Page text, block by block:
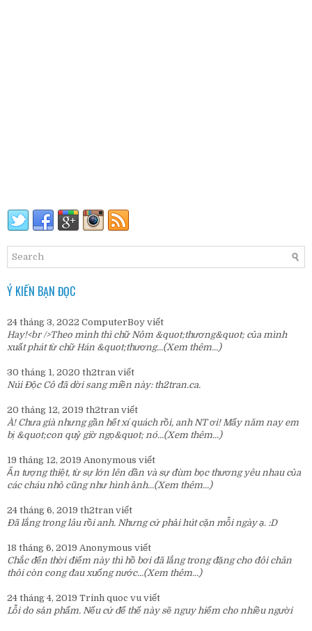
Ý KIẾN BẠN ĐỌC
24 tháng 3, 2022 ComputerBoy viết
Hay!<br />Theo mình thì chữ Nôm &quot;thương&quot; của mình
xuất phát từ chữ Hán &quot;thương...(Xem thêm...)
30 tháng 1, 2020 th2tran viết
Núi Độc Cô đã dời sang miền này: th2tran.ca.
20 tháng 12, 2019 th2tran viết
À! Chưa già nhưng gần hết xí quách rồi, anh NT ơi! Mấy năm nay em
bị &quot;con quỷ giờ ngọ&quot; nó...(Xem thêm...)
19 tháng 12, 2019 Anonymous viết
Ấn tượng thiệt, từ sự lớn lên dần và sự đùm bọc thương yêu nhau của
các cháu nhỏ cũng như hình ảnh...(Xem thêm...)
24 tháng 6, 2019 th2tran viết
Đã lắng trong lâu rồi anh. Nhưng cứ phải hút cặn mỗi ngày ạ. :D
18 tháng 6, 2019 Anonymous viết
Chắc đến thời điểm này thì hồ bơi đã lắng trong đặng cho đôi chân
thôi còn cong đau xuống nước...(Xem thêm...)
24 tháng 4, 2019 Trinh quoc vu viết
Lỗi do sản phẩm. Nếu cứ để thế này sẽ nguy hiểm cho nhiều người